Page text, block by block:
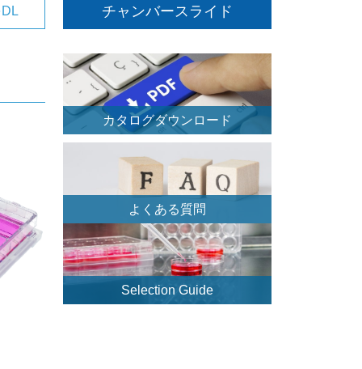
チャンバースライド
カタログダウンロード
よくある質問
Selection Guide